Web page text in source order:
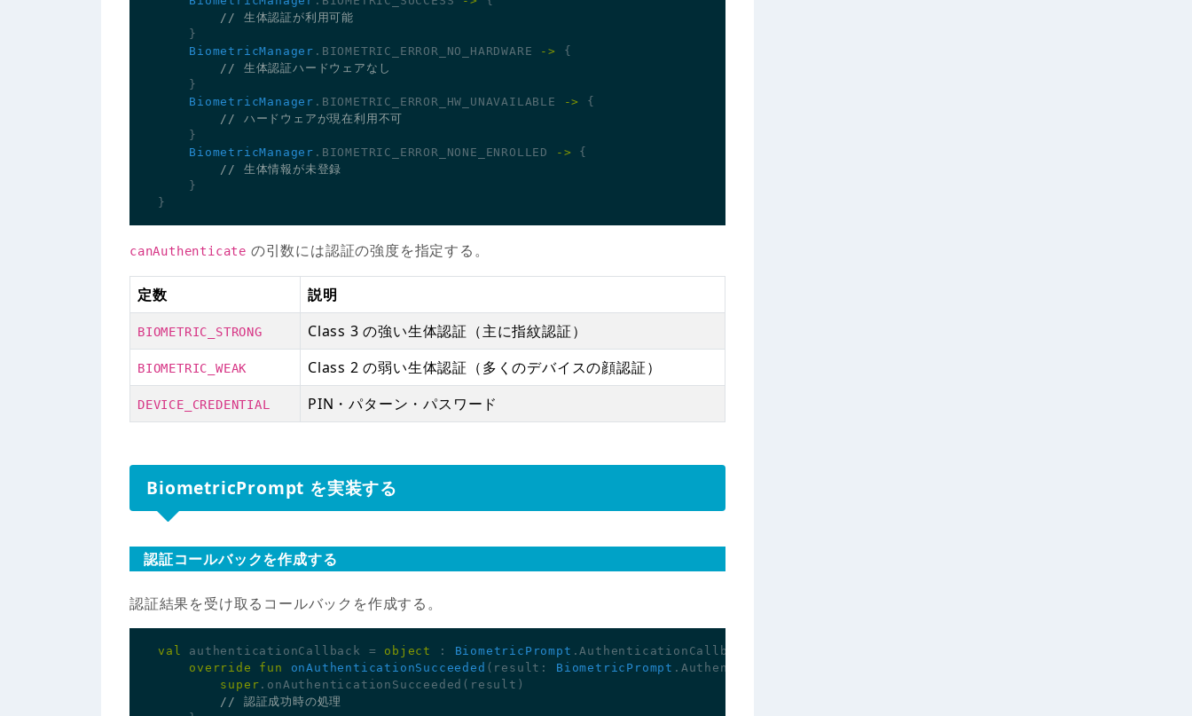
}
BiometricManager . BIOMETRIC_ERROR_NO_HARDWARE ->
{
}
BiometricManager . BIOMETRIC_ERROR_HW_UNAVAILABLE ->
{
}
BiometricManager . BIOMETRIC_ERROR_NONE_ENROLLED ->
{
}
}
canAuthenticate の引数には認証の強度を指定する。
定数 説明
BIOMETRIC_STRONG Class 3 の強い生体認証（主に指紋認証）
BIOMETRIC_WEAK Class 2 の弱い生体認証（多くのデバイスの顔認証）
DEVICE_CREDENTIAL PIN・パターン・パスワード
BiometricPrompt を実装する
認証コールバックを作成する
認証結果を受け取るコールバックを作成する。
val authenticationCallback = object : BiometricPrompt .AuthenticationCallback
override
fun onAuthenticationSucceeded ( result : BiometricPrompt . AuthenticationResult
super . onAuthenticationSucceeded ( result )